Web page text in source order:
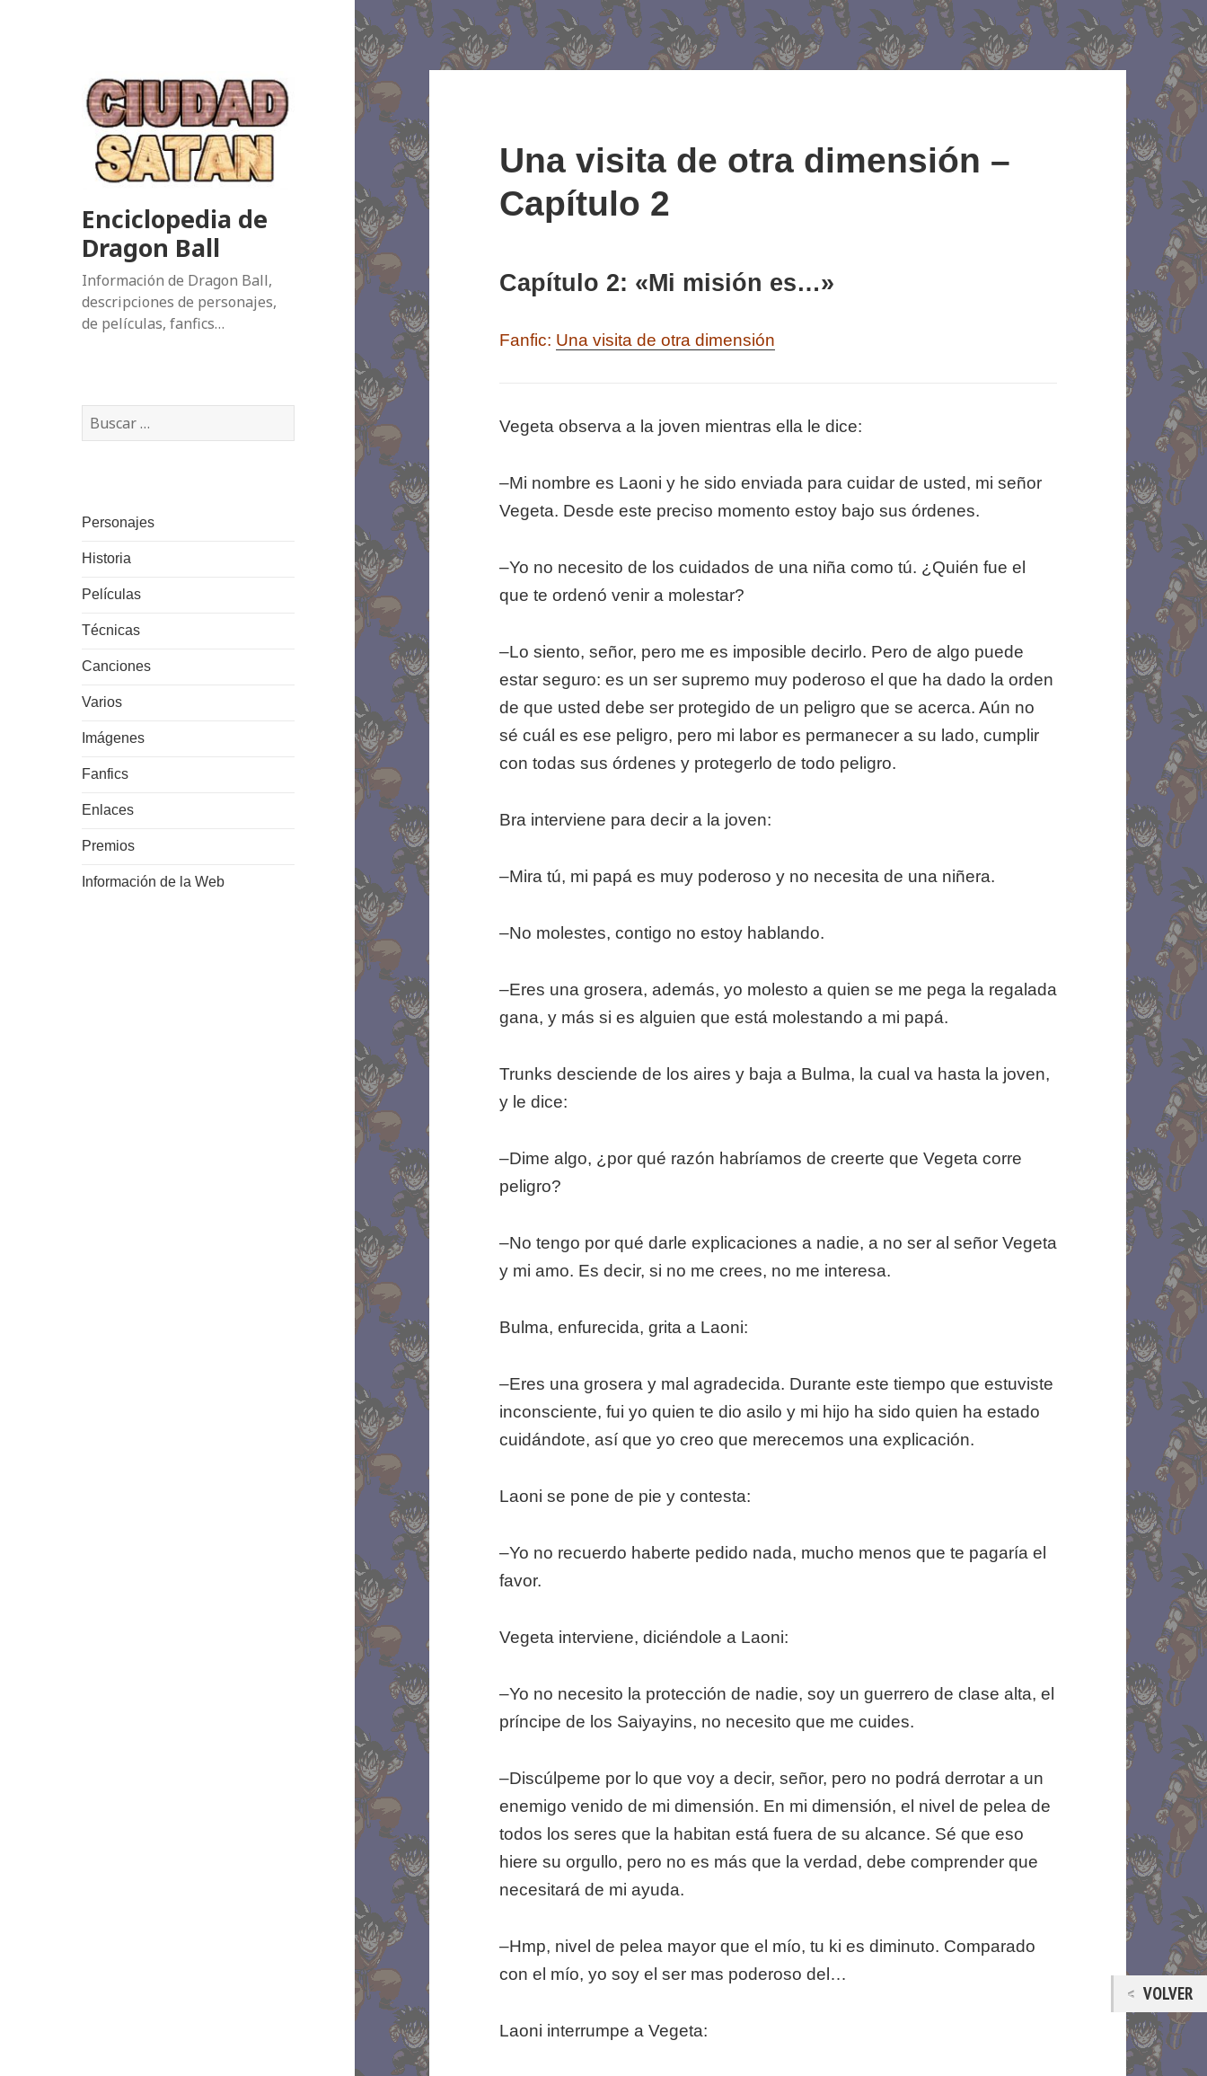
Enciclopedia de
Dragon Ball
Información de Dragon Ball,
descripciones de personajes,
de películas, fanfics…
Buscar:
Personajes
Historia
Películas
Técnicas
Canciones
Varios
Imágenes
Fanfics
Enlaces
Premios
Información de la Web
Una visita de otra dimensión –
Capítulo 2
Capítulo 2: «Mi misión es…»
Fanfic: Una visita de otra dimensión
Vegeta observa a la joven mientras ella le dice:
–Mi nombre es Laoni y he sido enviada para cuidar de usted, mi señor
Vegeta. Desde este preciso momento estoy bajo sus órdenes.
–Yo no necesito de los cuidados de una niña como tú. ¿Quién fue el
que te ordenó venir a molestar?
–Lo siento, señor, pero me es imposible decirlo. Pero de algo puede
estar seguro: es un ser supremo muy poderoso el que ha dado la orden
de que usted debe ser protegido de un peligro que se acerca. Aún no
sé cuál es ese peligro, pero mi labor es permanecer a su lado, cumplir
con todas sus órdenes y protegerlo de todo peligro.
Bra interviene para decir a la joven:
–Mira tú, mi papá es muy poderoso y no necesita de una niñera.
–No molestes, contigo no estoy hablando.
–Eres una grosera, además, yo molesto a quien se me pega la regalada
gana, y más si es alguien que está molestando a mi papá.
Trunks desciende de los aires y baja a Bulma, la cual va hasta la joven,
y le dice:
–Dime algo, ¿por qué razón habríamos de creerte que Vegeta corre
peligro?
–No tengo por qué darle explicaciones a nadie, a no ser al señor Vegeta
y mi amo. Es decir, si no me crees, no me interesa.
Bulma, enfurecida, grita a Laoni:
–Eres una grosera y mal agradecida. Durante este tiempo que estuviste
inconsciente, fui yo quien te dio asilo y mi hijo ha sido quien ha estado
cuidándote, así que yo creo que merecemos una explicación.
Laoni se pone de pie y contesta:
–Yo no recuerdo haberte pedido nada, mucho menos que te pagaría el
favor.
Vegeta interviene, diciéndole a Laoni:
–Yo no necesito la protección de nadie, soy un guerrero de clase alta, el
príncipe de los Saiyayins, no necesito que me cuides.
–Discúlpeme por lo que voy a decir, señor, pero no podrá derrotar a un
enemigo venido de mi dimensión. En mi dimensión, el nivel de pelea de
todos los seres que la habitan está fuera de su alcance. Sé que eso
hiere su orgullo, pero no es más que la verdad, debe comprender que
necesitará de mi ayuda.
–Hmp, nivel de pelea mayor que el mío, tu ki es diminuto. Comparado
con el mío, yo soy el ser mas poderoso del…
Laoni interrumpe a Vegeta:
VOLVER